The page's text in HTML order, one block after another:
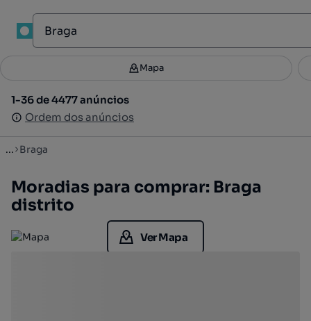
Filtros 2
1-36 de 4477 anúncios
Ordem dos anúncios
Mapa
1-36 de 4477 anúncios
Ordem dos anúncios
... Braga
Moradias para comprar: Braga
distrito
Ver Mapa